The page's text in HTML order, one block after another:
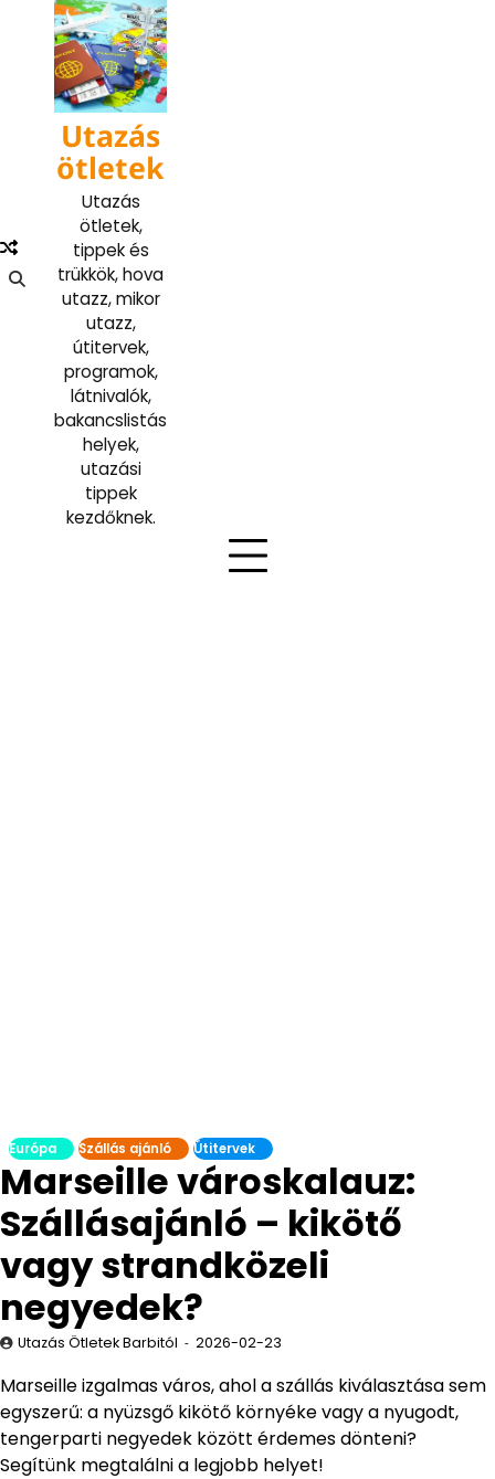
content
Utazás
ötletek
Utazás
ötletek,
tippek és
trükkök, hova
utazz, mikor
utazz,
útitervek,
programok,
látnivalók,
bakancslistás
helyek,
utazási
tippek
kezdőknek.
Európa Szállás ajánló Útitervek
Marseille városkalauz:
Szállásajánló – kikötő
vagy strandközeli
negyedek?
Utazás Ötletek Barbitól 2026-02-23
Marseille izgalmas város, ahol a szállás kiválasztása sem
egyszerű: a nyüzsgő kikötő környéke vagy a nyugodt,
tengerparti negyedek között érdemes dönteni?
Segítünk megtalálni a legjobb helyet!